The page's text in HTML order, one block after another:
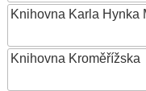
Knihovna Karla Hynka
Knihovna Kroměřížska